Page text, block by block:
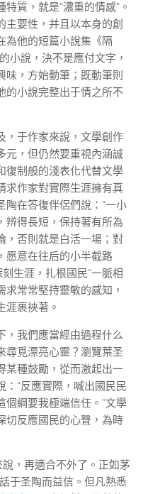
質，就是“濃重的情感”。
要性，并且以本身的創
為他的短篇小說集《隔
小說，決不是應付文字，
，方始動筆；既動筆則
的小說完整出于情之所不
，于作家來說，文學創作
元，但仍然要重視內涵誠
復制般的淺表化代替文學
求作家對實際生涯擁有真
陶在答復伴侶們說：“一小
辨得長短，保持著有所為
，否則就是白活一場；對
愿意在往后的小半截路
生涯，扎根國民”一脈相
常常堅持靈敏的感知，
涯裹挾著。
，我們應當經由過程什么
尋覓漂亮心靈？瀏覽葉圣
某種鼓勵，從而激起出一
“反應實際，喊出國民民
個綱要我極端信任。”文學
切反應國民的心聲，為時
，再適合不外了。正如茅
于圣陶而益信。但凡熟悉